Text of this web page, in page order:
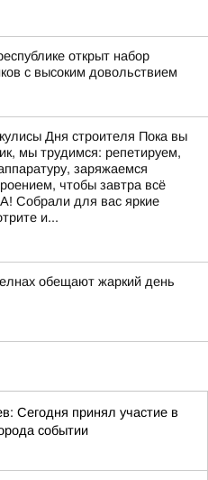
открыт набор
с высоким довольствием
Дня строителя Пока вы
мы трудимся: репетируем,
заряжаемся
чтобы завтра всё
Собрали для вас яркие
и...
обещают жаркий день
Сегодня принял участие в
событии